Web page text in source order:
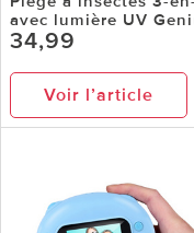
avec lumière UV
34,99
Voir l’article